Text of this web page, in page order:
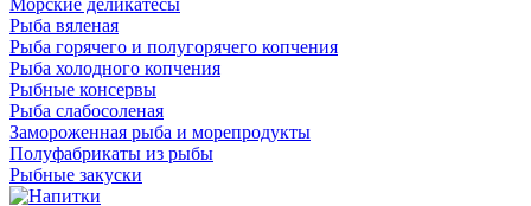
Морские деликатесы
Рыба вяленая
Рыба горячего и полугорячего копчения
Рыба холодного копчения
Рыбные консервы
Рыба слабосоленая
Замороженная рыба и морепродукты
Полуфабрикаты из рыбы
Рыбные закуски